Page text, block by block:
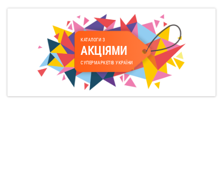
КАТАЛОГИ З
АКЦІЯМИ
СУПЕРМАРКЕТІВ УКРАЇНИ